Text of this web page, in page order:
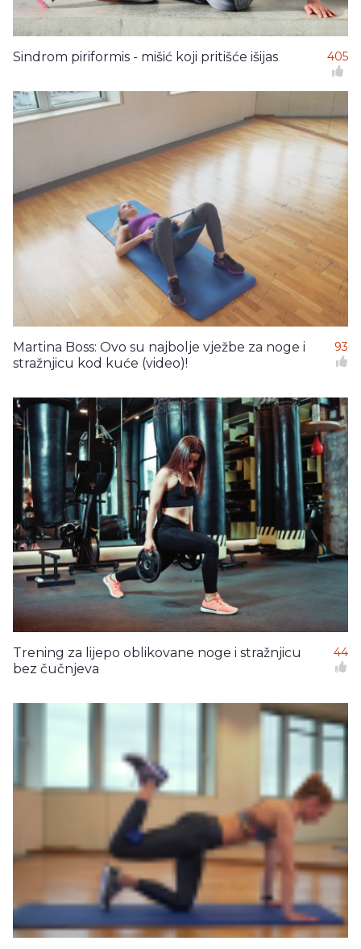
Sindrom piriformis - mišić koji pritišće išijas 405
Martina Boss: Ovo su najbolje vježbe za noge i
stražnjicu kod kuće (video)!
93
Trening za lijepo oblikovane noge i stražnjicu
bez čučnjeva
44